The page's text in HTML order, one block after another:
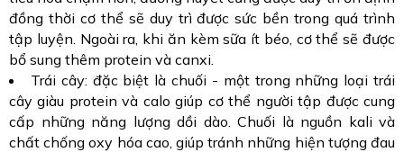
đồng thời cơ thể sẽ duy trì được sức bền trong quá trình
tập luyện. Ngoài ra, khi ăn kèm sữa ít béo, cơ thể sẽ được
bổ sung thêm protein và canxi.
Trái cây: đặc biệt là chuối - một trong những loại trái
cây giàu protein và calo giúp cơ thể người tập được cung
cấp những năng lượng dồi dào. Chuối là nguồn kali và
chất chống oxy hóa cao, giúp tránh những hiện tượng đau